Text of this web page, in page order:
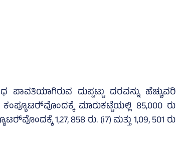
ದುಪ್ಪಟ್ಟು ದರವನ್ನು ಹೆಚ್ಚುವರಿ
ಮಾರುಕಟ್ಟೆಯಲ್ಲಿ 85,000 ರು
1,27, 858 ರು. (i7) ಮತ್ತು 1,09, 501 ರು